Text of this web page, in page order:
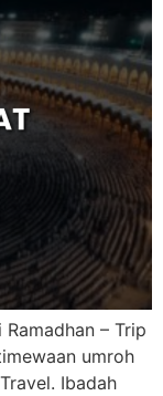
– Trip
umroh
Ibadah